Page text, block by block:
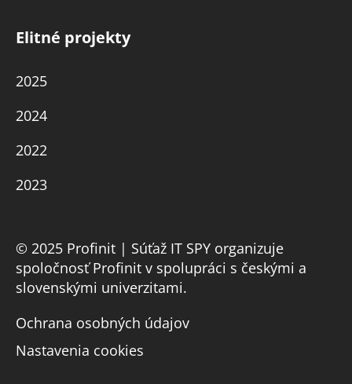
Elitné projekty
2025
2024
2022
2023
© 2025 Profinit | Súťaž IT SPY organizuje
spoločnosť Profinit v spolupráci s českými a
slovenskými univerzitami.
Ochrana osobných údajov
Nastavenia cookies